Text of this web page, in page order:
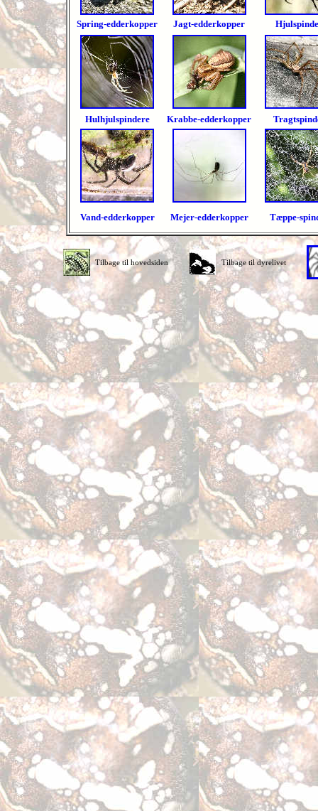
Spring-edderkopper Jagt-edderkopper H
Hulhjulspindere Krabbe-edderkopper
Vand-edderkopper Mejer-edderkopper Tæppe-
Tilbage til hovedsiden Tilbage til dyrelivet